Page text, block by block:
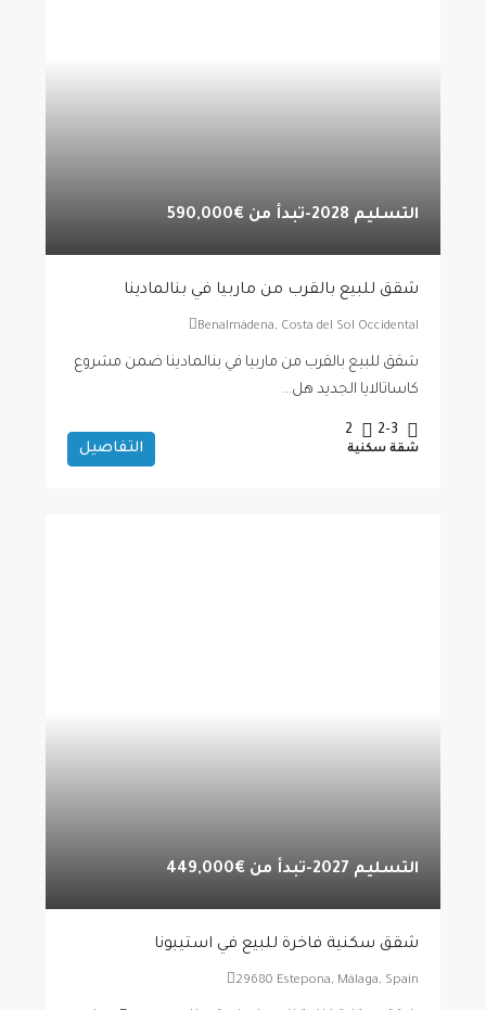
التسليم 2028-تبدأ من €590,000
شقق للبيع بالقرب من ماربيا في بنالمادينا
Benalmádena, Costa del Sol Occidental
شقق للبيع بالقرب من ماربيا في بنالمادينا ضمن مشروع
كاساتالايا الجديد هل...
2-3
2
شقة سكنية التفاصيل
التسليم 2027-تبدأ من €449,000
شقق سكنية فاخرة للبيع في استيبونا
29680 Estepona, Málaga, Spain